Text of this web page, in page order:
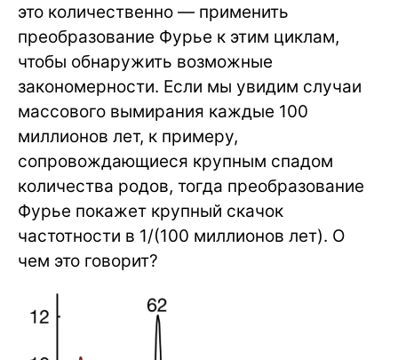
это количественно — применить
преобразование Фурье к этим циклам,
чтобы обнаружить возможные
закономерности. Если мы увидим случаи
массового вымирания каждые 100
миллионов лет, к примеру,
сопровождающиеся крупным спадом
количества родов, тогда преобразование
Фурье покажет крупный скачок
частотности в 1/(100 миллионов лет). О
чем это говорит?